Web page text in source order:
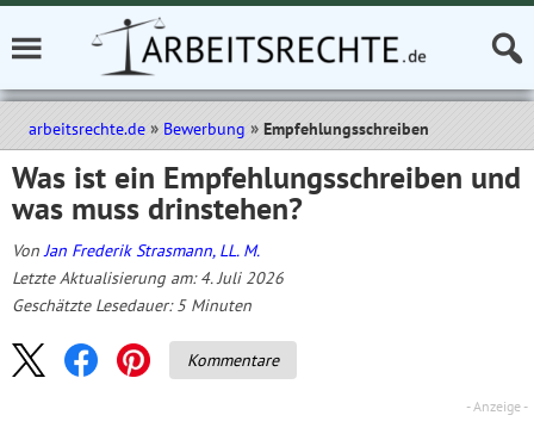
arbeitsrechte.de Bewerbung Empfehlungsschreiben
Was ist ein Empfehlungsschreiben und
was muss drinstehen?
VonJan Frederik Strasmann, LL. M.
Letzte Aktualisierung am: 4. Juli 2026
Geschätzte Lesedauer: 5 Minuten
Kommentare